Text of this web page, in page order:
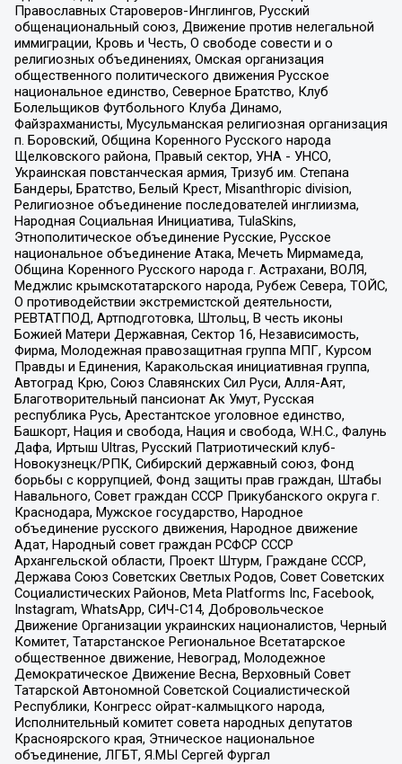
Православных Староверов-Инглингов, Русский
общенациональный союз, Движение против нелегальной
иммиграции, Кровь и Честь, О свободе совести и о
религиозных объединениях, Омская организация
общественного политического движения Русское
национальное единство, Северное Братство, Клуб
Болельщиков Футбольного Клуба Динамо,
Файзрахманисты, Мусульманская религиозная организация
п. Боровский, Община Коренного Русского народа
Щелковского района, Правый сектор, УНА - УНСО,
Украинская повстанческая армия, Тризуб им. Степана
Бандеры, Братство, Белый Крест, Misanthropic division,
Религиозное объединение последователей инглиизма,
Народная Социальная Инициатива, TulaSkins,
Этнополитическое объединение Русские, Русское
национальное объединение Атака, Мечеть Мирмамеда,
Община Коренного Русского народа г. Астрахани, ВОЛЯ,
Меджлис крымскотатарского народа, Рубеж Севера, ТОЙС,
О противодействии экстремистской деятельности,
РЕВТАТПОД, Артподготовка, Штольц, В честь иконы
Божией Матери Державная, Сектор 16, Независимость,
Фирма, Молодежная правозащитная группа МПГ, Курсом
Правды и Единения, Каракольская инициативная группа,
Автоград Крю, Союз Славянских Сил Руси, Алля-Аят,
Благотворительный пансионат Ак Умут, Русская
республика Русь, Арестантское уголовное единство,
Башкорт, Нация и свобода, Нация и свобода, W.H.С., Фалунь
Дафа, Иртыш Ultras, Русский Патриотический клуб-
Новокузнецк/РПК, Сибирский державный союз, Фонд
борьбы с коррупцией, Фонд защиты прав граждан, Штабы
Навального, Совет граждан СССР Прикубанского округа г.
Краснодара, Мужское государство, Народное
объединение русского движения, Народное движение
Адат, Народный совет граждан РСФСР СССР
Архангельской области, Проект Штурм, Граждане СССР,
Держава Союз Советских Светлых Родов, Совет Советских
Социалистических Районов, Meta Platforms Inc, Facebook,
Instagram, WhatsApp, СИЧ-С14, Добровольческое
Движение Организации украинских националистов, Черный
Комитет, Татарстанское Региональное Всетатарское
общественное движение, Невоград, Молодежное
Демократическое Движение Весна, Верховный Совет
Татарской Автономной Советской Социалистической
Республики, Конгресс ойрат-калмыцкого народа,
Исполнительный комитет совета народных депутатов
Красноярского края, Этническое национальное
объединение, ЛГБТ, Я.МЫ Сергей Фургал